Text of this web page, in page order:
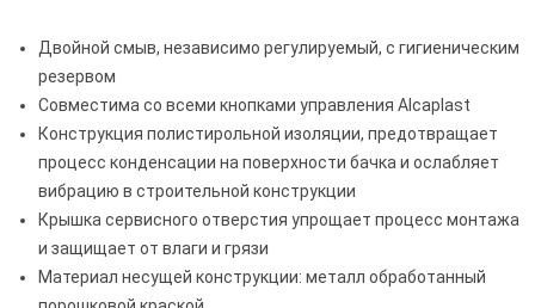
Двойной смыв, независимо регулируемый, с гигиеническим
резервом
Совместима со всеми кнопками управления Alcaplast
Конструкция полистирольной изоляции, предотвращает
процесс конденсации на поверхности бачка и ослабляет
вибрацию в строительной конструкции
Крышка сервисного отверстия упрощает процесс монтажа
и защищает от влаги и грязи
Материал несущей конструкции: металл обработанный